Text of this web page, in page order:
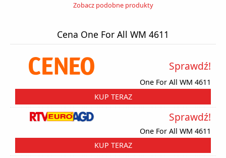
Zobacz podobne produkty
Cena One For All WM 4611
One For All WM 4611
Sprawdź!
KUP TERAZ
One For All WM 4611
Sprawdź!
KUP TERAZ